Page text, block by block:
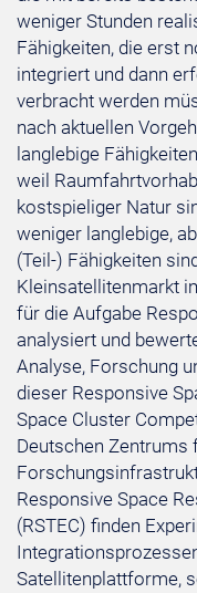
weniger Stunden
Fähigkeiten, die erst
integriert und dann
verbracht werden
nach aktuellen
langlebige
weil
kostspieliger Natur
weniger langlebige,
(Teil-) Fähigkeiten
Kleinsatellitenmarkt
für die Aufgabe
analysiert und
Analyse, Forschung
dieser Responsive
Space Cluster
Deutschen Zentrums
Responsive Space
(RSTEC) finden
Satellitenplattforme,